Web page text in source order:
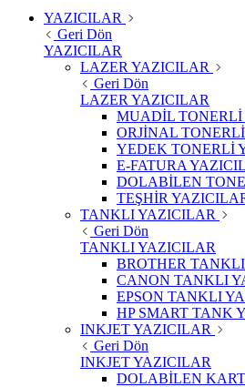
YAZICILAR
Geri Dön
YAZICILAR
LAZER YAZICILAR
Geri Dön
LAZER YAZICILAR
MUADİL
ORJİNAL
YEDEK TONERLİ
E-FATURA
DOLABİLEN
TEŞHİR
TANKLI YAZICILAR
Geri Dön
TANKLI YAZICILAR
BROTHER
CANON TANKLI
EPSON TANKLI
HP SMART TANK
INKJET YAZICILAR
Geri Dön
INKJET YAZICILAR
DOLABİLEN